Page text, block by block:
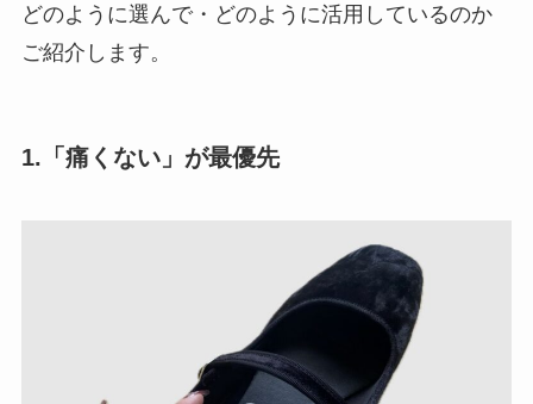
どのように選んで・どのように活用しているのか
ご紹介します。
1.「痛くない」が最優先